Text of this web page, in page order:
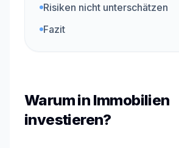
Risiken nicht unterschätzen
Fazit
Warum in Immobilien
investieren?